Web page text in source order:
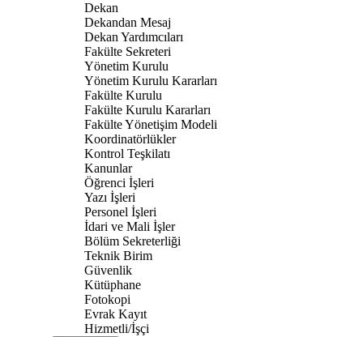
Dekan
Dekandan Mesaj
Dekan Yardımcıları
Fakülte Sekreteri
Yönetim Kurulu
Yönetim Kurulu Kararları
Fakülte Kurulu
Fakülte Kurulu Kararları
Fakülte Yönetişim Modeli
Koordinatörlükler
Kontrol Teşkilatı
Kanunlar
Öğrenci İşleri
Yazı İşleri
Personel İşleri
İdari ve Mali İşler
Bölüm Sekreterliği
Teknik Birim
Güvenlik
Kütüphane
Fotokopi
Evrak Kayıt
Hizmetli/İşçi